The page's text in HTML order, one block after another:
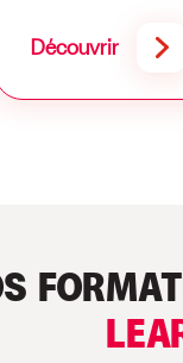
Découvrir